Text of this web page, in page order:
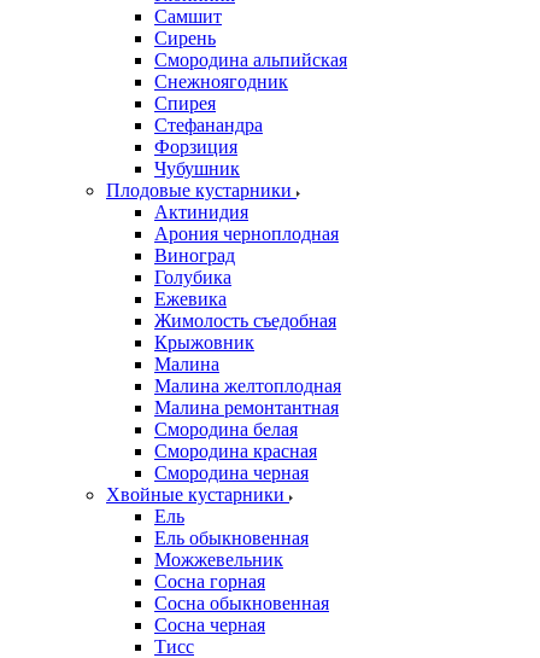
Самшит
Сирень
Смородина альпийская
Снежноягодник
Спирея
Стефанандра
Форзиция
Чубушник
Плодовые кустарники
Актинидия
Арония черноплодная
Виноград
Голубика
Ежевика
Жимолость съедобная
Крыжовник
Малина
Малина желтоплодная
Малина ремонтантная
Смородина белая
Смородина красная
Смородина черная
Хвойные кустарники
Ель
Ель обыкновенная
Можжевельник
Сосна горная
Сосна обыкновенная
Сосна черная
Тисс